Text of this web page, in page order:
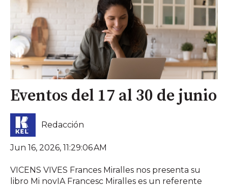
Eventos del 17 al 30 de junio
Redacción
Jun 16, 2026, 11:29:06 AM
VICENS VIVES Frances Miralles nos presenta su
libro Mi novIA Francesc Miralles es un referente